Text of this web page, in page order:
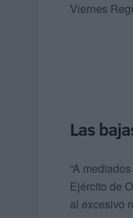
Viernes
Las
“A
Ejército de
al excesivo